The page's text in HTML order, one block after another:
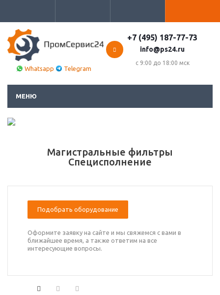
Whatsapp Telegram
+7 (495) 187-77-73
info@ps24.ru
с 9:00 до 18:00 мск
МЕНЮ
Магистральные фильтры
Специсполнение
Подобрать оборудование
Оформите заявку на сайте и мы свяжемся с вами в
ближайшее время, а также ответим на все
интересующие вопросы.